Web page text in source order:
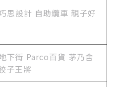
思設計 自助纜車 親子好
下街 Parco百貨 茅乃舍
子王將